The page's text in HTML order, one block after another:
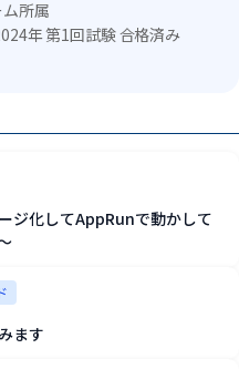
所属
年 第1回試験 合格済み
ジ化してAppRunで動かして
ます